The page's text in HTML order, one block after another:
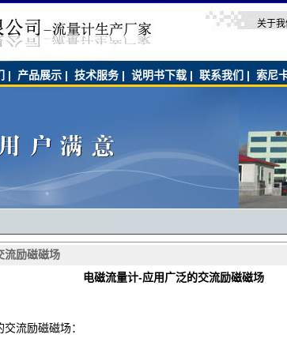
关于我
| 产品展示 | 技术服务 | 说明书下载 | 联系我们 | 索尼
流励磁磁场
电磁流量计-应用广泛的交流励磁磁场
流励磁磁场：